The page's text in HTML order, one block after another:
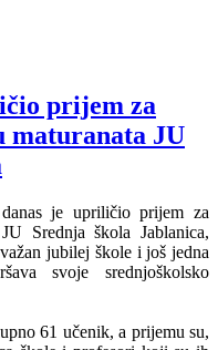
prijem za
maturanata JU
je upriličio prijem za
Srednja škola Jablanica,
jubilej škole i još jedna
svoje srednjoškolsko
61 učenik, a prijemu su,